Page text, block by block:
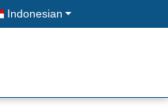
Indonesian